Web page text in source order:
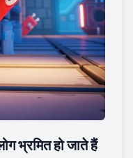
भ्रमित हो जाते हैं